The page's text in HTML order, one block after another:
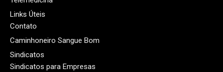
Links Úteis
Contato
Caminhoneiro Sangue Bom
Sindicatos
Sindicatos para Empresas